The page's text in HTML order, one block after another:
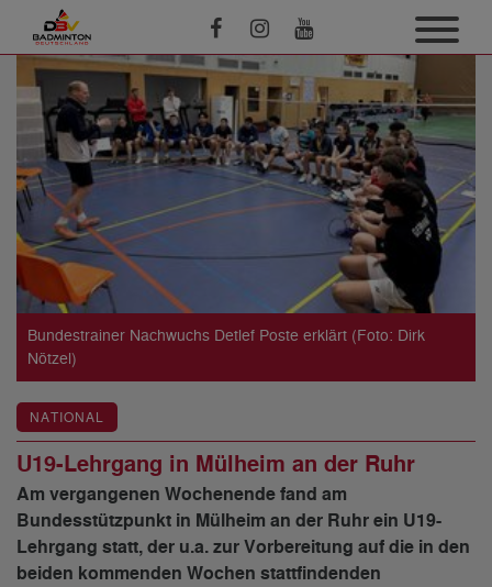
Bundestrainer Nachwuchs Detlef Poste erklärt (Foto: Dirk
Nötzel)
NATIONAL
U19-Lehrgang in Mülheim an der Ruhr
Am vergangenen Wochenende fand am
Bundesstützpunkt in Mülheim an der Ruhr ein U19-
Lehrgang statt, der u.a. zur Vorbereitung auf die in den
beiden kommenden Wochen stattfindenden